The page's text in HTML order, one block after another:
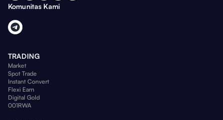
Komunitas Kami
TRADING
Market
Spot Trade
Instant Convert
Flexi Earn
Digital Gold
001RWA